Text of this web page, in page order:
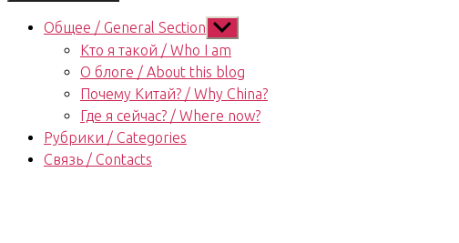
Общее / General Section Показывать
подменю
Кто я такой / Who I am
О блоге / About this blog
Почему Китай? / Why China?
Где я сейчас? / Where now?
Рубрики / Categories
Связь / Contacts